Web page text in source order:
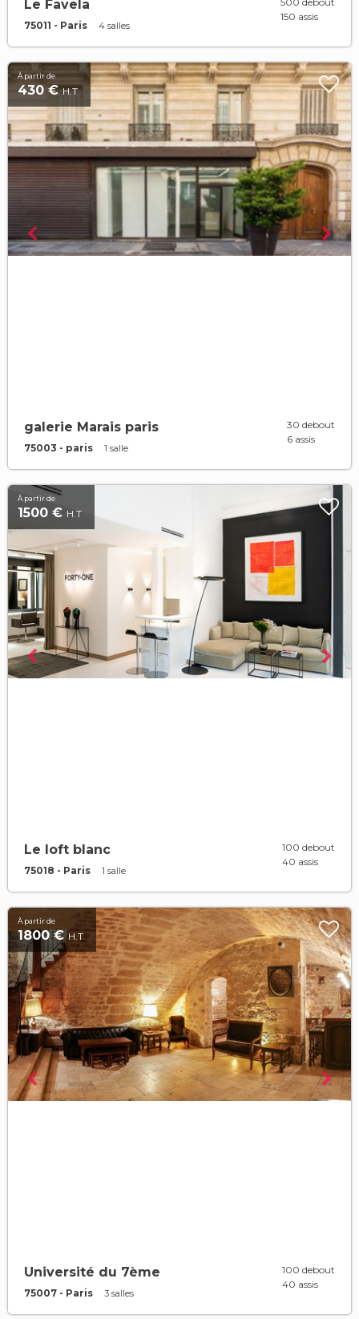
Le Favela
75011 - Paris 4 salles
150 assis
À partir de
430 €H.T
galerie Marais paris
75003 - paris 1 salle
30 debout
6 assis
À partir de
1500 € H.T
Le loft blanc
75018 - Paris 1 salle
100 debout
40 assis
À partir de
1800 € H.T
Université du 7ème
75007 - Paris 3 salles
100 debout
40 assis